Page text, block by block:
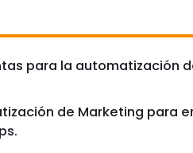
para la automatización
de Marketing para